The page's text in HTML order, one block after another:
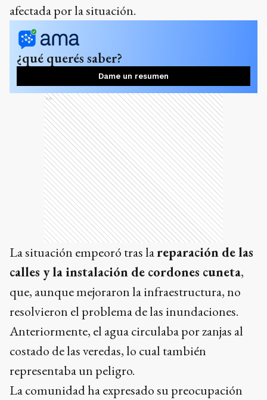
afectada por la situación.
¿qué querés saber?
Dame un resumen
Ads
La situación empeoró tras lareparación de las
calles y la instalación de cordones cuneta,
que, aunque mejoraron la infraestructura, no
resolvieron el problema de las inundaciones.
Anteriormente, el agua circulaba por zanjas al
costado de las veredas, lo cual también
representaba un peligro.
La comunidad ha expresado su preocupación